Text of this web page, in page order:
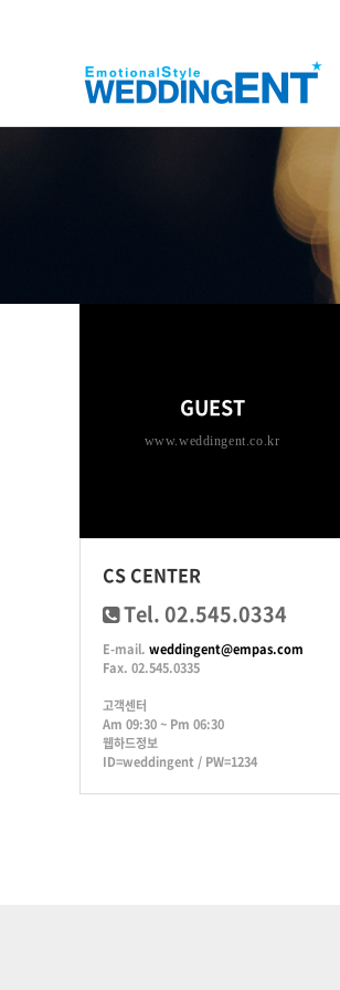
GUEST
www.weddingent.co.kr
CS CENTER
Tel. 02.545.0334
E-mail. weddingent@empas.com
Fax. 02.545.0335
고객센터
Am 09:30 ~ Pm 06:30
웹하드정보
ID=weddingent / PW=1234